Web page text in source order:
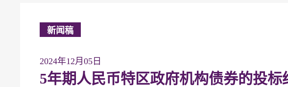
新闻稿
2024年12月05日
5年期人民币特区政府机构债券的投标